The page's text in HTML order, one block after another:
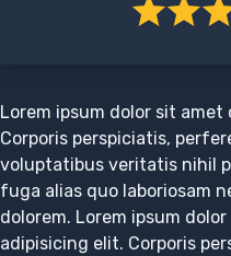
Lorem ipsum dolor sit
Corporis perspiciatis,
voluptatibus veritatis nihil
fuga alias quo laboriosam
dolorem. Lorem ipsum
adipisicing elit. Corporis